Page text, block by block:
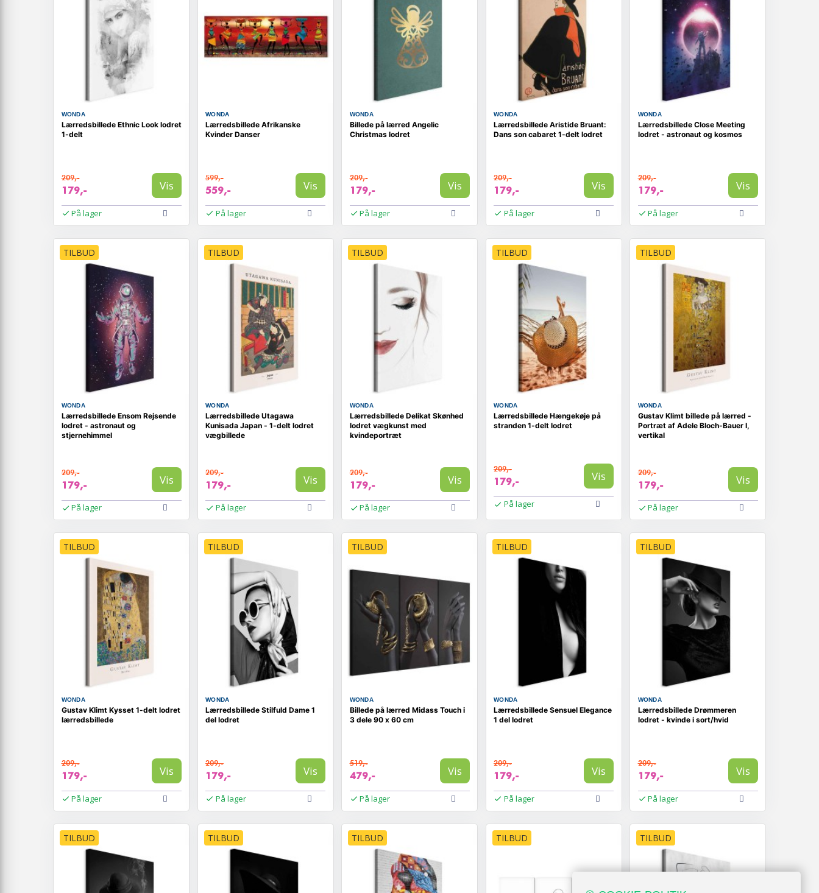
WONDA
Lærredsbillede Ethnic Look lodret
1-delt
209,-
179,- Vis
På lager
WONDA
Lærredsbillede Afrikanske
Kvinder Danser
599,-
559,- Vis
På lager
WONDA
Billede på lærred Angelic
Christmas lodret
209,-
179,- Vis
På lager
WONDA
Lærredsbillede Aristide Bruant:
Dans son cabaret 1-delt lodret
209,-
179,- Vis
På lager
WONDA
Lærredsbillede Close Meeting
lodret - astronaut og kosmos
209,-
179,- Vis
På lager
TILBUD
WONDA
Lærredsbillede Ensom Rejsende
lodret - astronaut og
stjernehimmel
209,-
179,- Vis
På lager
TILBUD
WONDA
Lærredsbillede Utagawa
Kunisada Japan - 1-delt lodret
vægbillede
209,-
179,- Vis
På lager
TILBUD
WONDA
Lærredsbillede Delikat Skønhed
lodret vægkunst med
kvindeportræt
209,-
179,- Vis
På lager
TILBUD
WONDA
Lærredsbillede Hængekøje på
stranden 1-delt lodret
209,-
179,- Vis
På lager
TILBUD
WONDA
Gustav Klimt billede på lærred -
Portræt af Adele Bloch-Bauer I,
vertikal
209,-
179,- Vis
På lager
TILBUD
WONDA
Gustav Klimt Kysset 1-delt lodret
lærredsbillede
209,-
179,- Vis
På lager
TILBUD
WONDA
Lærredsbillede Stilfuld Dame 1
del lodret
209,-
179,- Vis
På lager
TILBUD
WONDA
Billede på lærred Midass Touch i
3 dele 90 x 60 cm
519,-
479,- Vis
På lager
TILBUD
WONDA
Lærredsbillede Sensuel Elegance
1 del lodret
209,-
179,- Vis
På lager
TILBUD
WONDA
Lærredsbillede Drømmeren
lodret - kvinde i sort/hvid
209,-
179,- Vis
På lager
TILBUD TILBUD TILBUD TILBUD TILBUD